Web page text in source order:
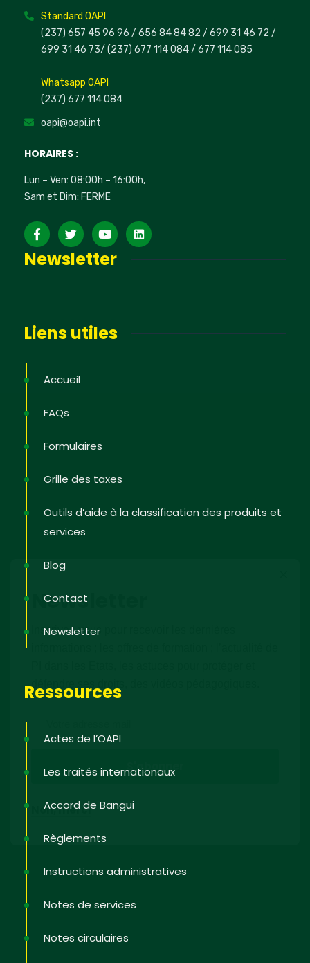
Standard OAPI
(237) 657 45 96 96 / 656 84 84 82 / 699 31 46 72 /
699 31 46 73/ (237) 677 114 084 / 677 114 085
Whatsapp OAPI
(237) 677 114 084
oapi@oapi.int
HORAIRES :
Lun – Ven: 08:00h – 16:00h,
Sam et Dim: FERME
Newsletter
Liens utiles
Accueil
FAQs
Formulaires
Grille des taxes
Outils d’aide à la classification des produits et
services
Blog
Contact
Newsletter
Ressources
Actes de l’OAPI
Les traités internationaux
Accord de Bangui
Règlements
Instructions administratives
Notes de services
Notes circulaires
Newsletter
Inscrivez-vous pour recevoir les dernières
défendre ses droits, des vidéos pédagogiques.
Non, merci